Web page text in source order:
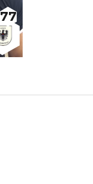
77